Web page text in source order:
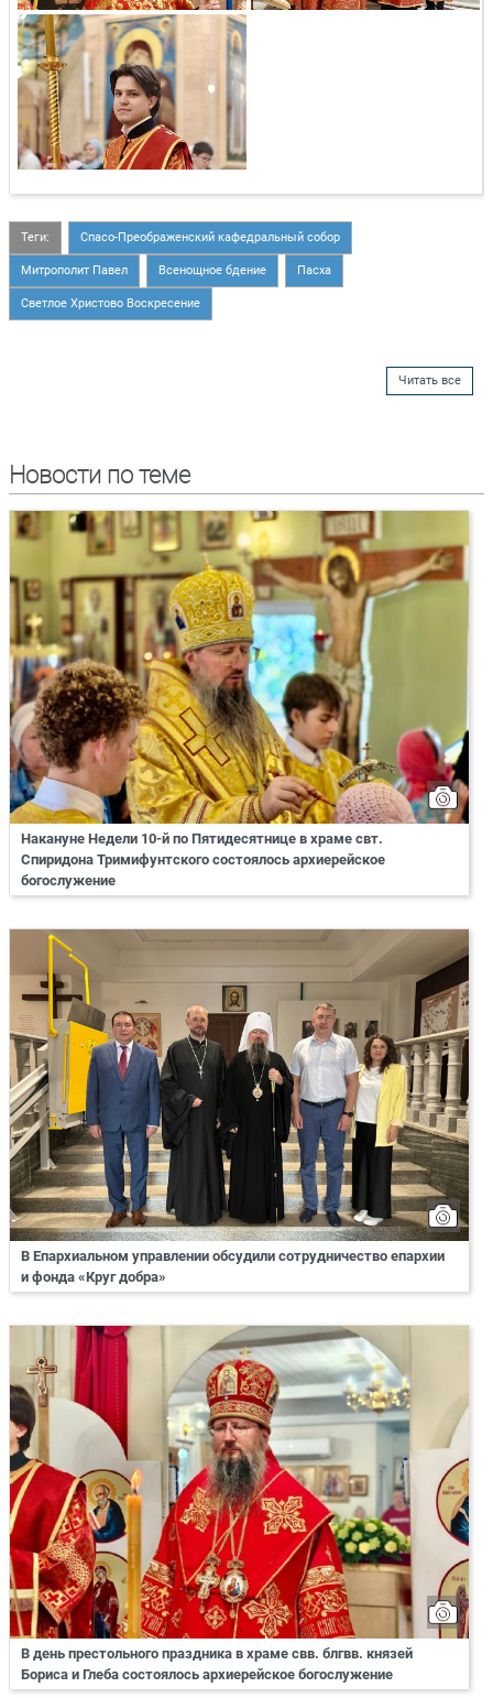
Теги: Спасо-Преображенский кафедральный собор
Митрополит Павел Всенощное бдение Пасха
Светлое Христово Воскресение
Читать все
Новости по теме
Накануне Недели 10-й по Пятидесятнице в храме свт.
Спиридона Тримифунтского состоялось архиерейское
богослужение
В Епархиальном управлении обсудили сотрудничество епархии
и фонда «Круг добра»
В день престольного праздника в храме свв. блгвв. князей
Бориса и Глеба состоялось архиерейское богослужение